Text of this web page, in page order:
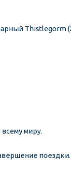
Thistlegorm
миру.
поездки.